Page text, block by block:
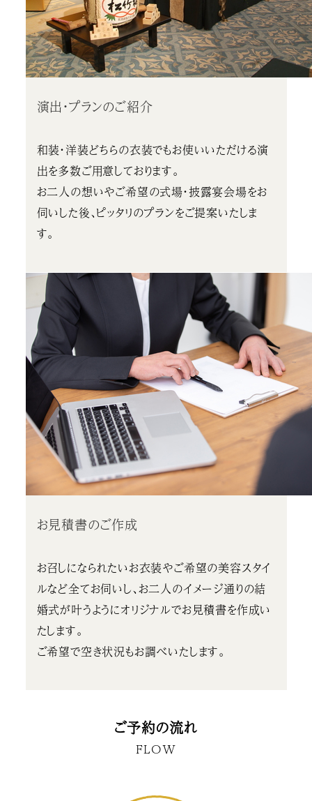
演出・プランのご紹介
和装・洋装どちらの衣装でもお使いいただける演
出を多数ご用意しております。
お二人の想いやご希望の式場・披露宴会場をお
伺いした後、ピッタリのプランをご提案いたしま
す。
お見積書のご作成
お召しになられたいお衣装やご希望の美容スタイ
ルなど全てお伺いし、お二人のイメージ通りの結
婚式が叶うようにオリジナルでお見積書を作成い
たします。
ご希望で空き状況もお調べいたします。
ご予約の流れ
FLOW